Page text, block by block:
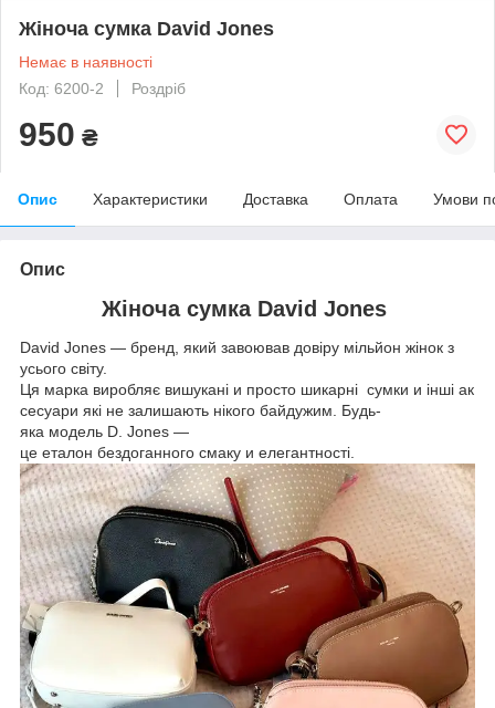
Жіноча сумка David Jones
Немає в наявності
Код: 6200-2
Роздріб
950 ₴
Опис Характеристики Доставка Оплата Умови
Опис
Жіноча сумка David Jones
David Jones — бренд, який завоював довіру мільйон жінок з
усього світу.
Ця марка виробляє вишукані и просто шикарні сумки и інші ак
сесуари які не залишають нікого байдужим. Будь-
яка модель D. Jones —
це еталон бездоганного смаку и елегантності.